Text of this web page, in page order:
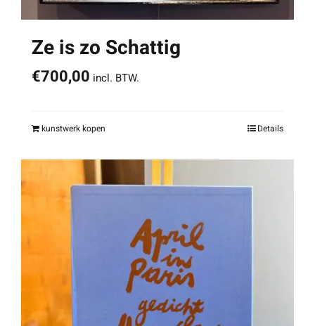
Ze is zo Schattig
€700,00 incl. BTW.
kunstwerk kopen Details